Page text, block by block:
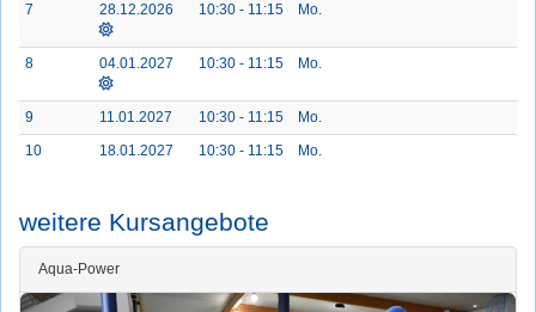
7
28.12.2026 10:30 - 11:15 Mo.
8 04.01.2027 10:30 - 11:15 Mo.
9 11.01.2027 10:30 - 11:15
Mo.
10
18.01.2027 10:30 - 11:15 Mo.
weitere Kursangebote
Aqua-Power